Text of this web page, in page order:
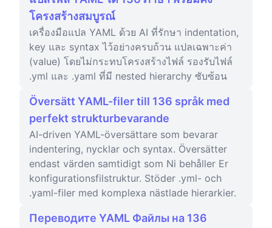
โครงสร้างสมบูรณ์
เครื่องมือแปล YAML ด้วย AI ที่รักษา indentation,
key และ syntax ไว้อย่างครบถ้วน แปลเฉพาะค่า
(value) โดยไม่กระทบโครงสร้างไฟล์ รองรับไฟล์
.yml และ .yaml ที่มี nested hierarchy ซับซ้อน
Översätt YAML-filer till 136 språk med
perfekt strukturbevarande
AI-driven YAML-översättare som bevarar
indentering, nycklar och syntax. Översätter
endast värden samtidigt som Ni behåller Er
konfigurationsfilstruktur. Stöder .yml- och
.yaml-filer med komplexa nästlade hierarkier.
Переводите YAML Файлы на 136